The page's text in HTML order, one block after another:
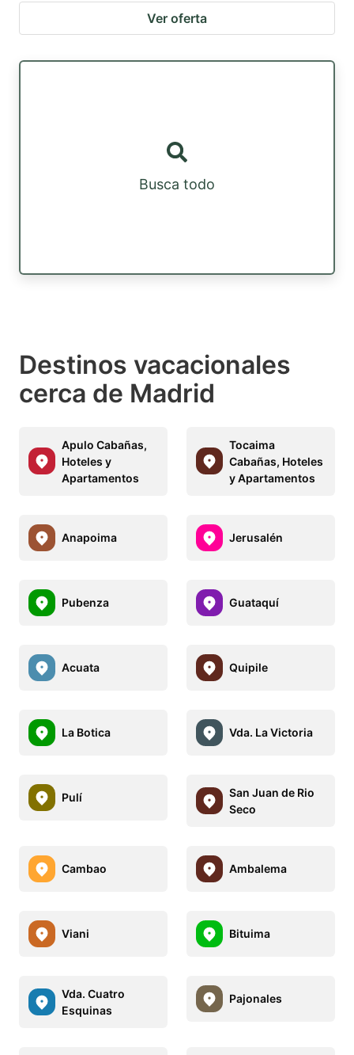
Ver oferta
Busca todo
Destinos vacacionales
cerca de Madrid
Apulo Cabañas,
Hoteles y
Apartamentos
Tocaima
Cabañas, Hoteles
y Apartamentos
Anapoima Jerusalén
Pubenza Guataquí
Acuata Quipile
La Botica Vda. La Victoria
Pulí
San Juan de Rio
Seco
Cambao Ambalema
Viani Bituima
Vda. Cuatro
Esquinas
Pajonales